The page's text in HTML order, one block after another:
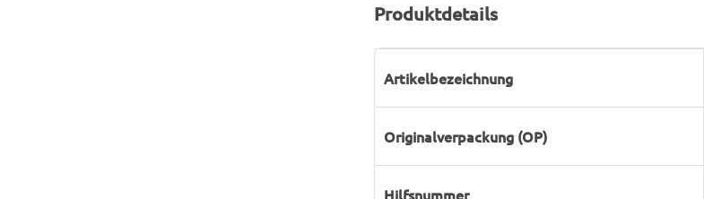
Produktdetails
Artikelbezeichnung
Originalverpackung (OP)
Hilfsnummer